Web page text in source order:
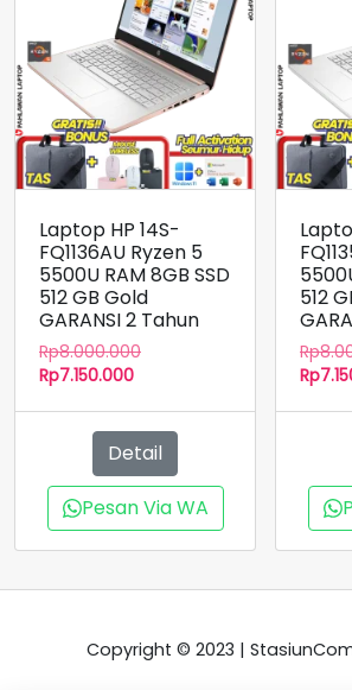
Laptop HP 14S-
FQ1136AU Ryzen 5
5500U RAM 8GB SSD
512 GB Gold
GARANSI 2 Tahun
Rp8.000.000Harga
Rp7.150.000Harga
adalah:
Rp7.150.000.
Detail
Pesan Via WA
512
Rp
Rp
Copyright © 2023 |